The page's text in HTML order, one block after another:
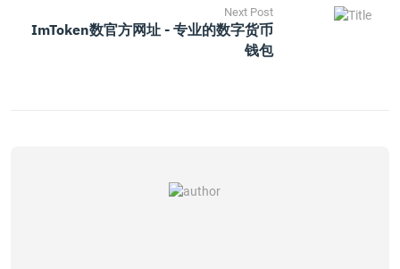
Next Post
ImToken数官方网址 - 专业的数字货币
钱包